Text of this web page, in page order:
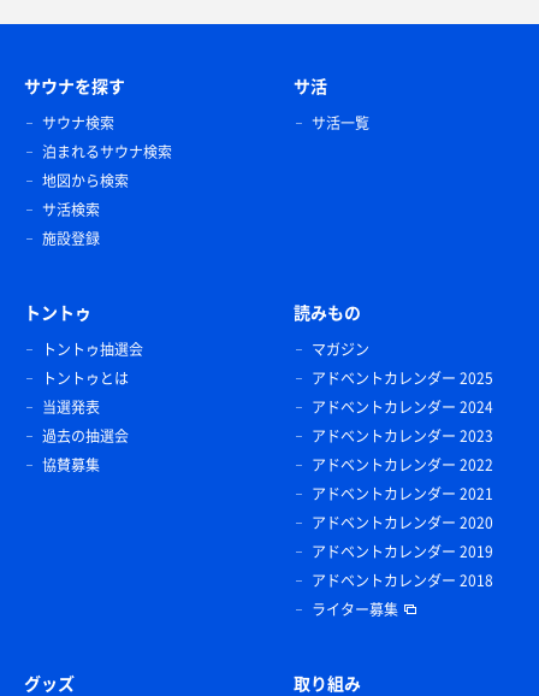
サウナを探す
サウナ検索
泊まれるサウナ検索
地図から検索
サ活検索
施設登録
サ活
サ活一覧
トントゥ
トントゥ抽選会
トントゥとは
当選発表
過去の抽選会
協賛募集
読みもの
マガジン
アドベントカレンダー 2025
アドベントカレンダー 2024
アドベントカレンダー 2023
アドベントカレンダー 2022
アドベントカレンダー 2021
アドベントカレンダー 2020
アドベントカレンダー 2019
アドベントカレンダー 2018
ライター募集
グッズ 取り組み